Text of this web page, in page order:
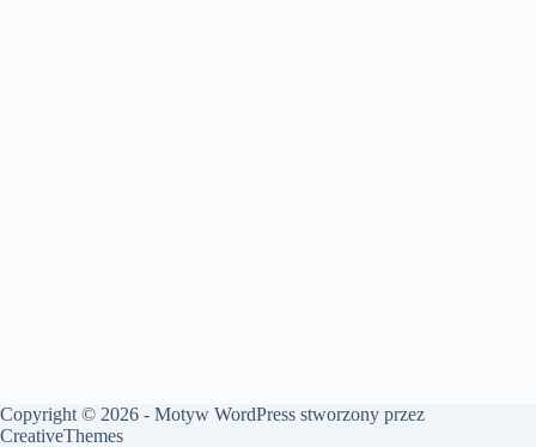
Copyright © 2026 - Motyw WordPress stworzony przez
CreativeThemes